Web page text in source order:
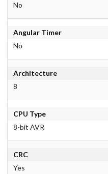
No
Angular Timer
No
Architecture
8
CPU Type
8-bit AVR
CRC
Yes